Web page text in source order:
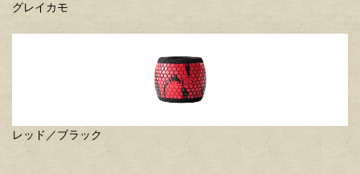
グレイカモ
レッド／ブラック